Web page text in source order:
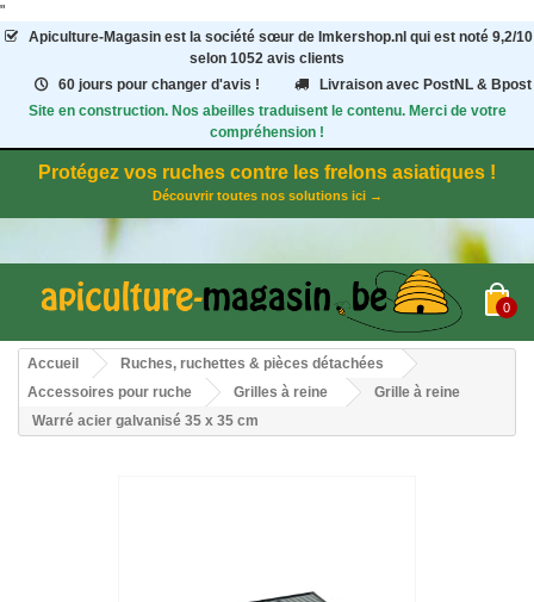
"
Apiculture-Magasinest la société sœur de Imkershop.nl qui est noté 9,2/10
selon 1052 avis clients
60 jours pour changer d'avis !
Livraison avec PostNL & Bpost
Site en construction. Nos abeilles traduisent le contenu. Merci de votre
compréhension !
Protégez vos ruches contre les frelons asiatiques !
Découvrir toutes nos solutions ici →
0
Accueil
Ruches, ruchettes & pièces détachées
Accessoires pour ruche
Grilles à reine
Grille à reine
Warré acier galvanisé 35 x 35 cm